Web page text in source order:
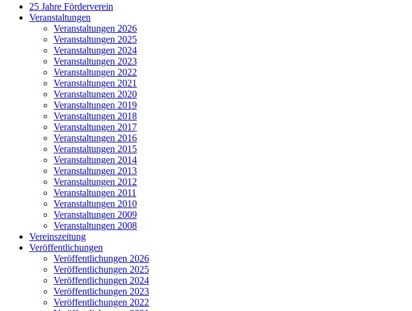
25 Jahre Förderverein
Veranstaltungen
Veranstaltungen 2026
Veranstaltungen 2025
Veranstaltungen 2024
Veranstaltungen 2023
Veranstaltungen 2022
Veranstaltungen 2021
Veranstaltungen 2020
Veranstaltungen 2019
Veranstaltungen 2018
Veranstaltungen 2017
Veranstaltungen 2016
Veranstaltungen 2015
Veranstaltungen 2014
Veranstaltungen 2013
Veranstaltungen 2012
Veranstaltungen 2011
Veranstaltungen 2010
Veranstaltungen 2009
Veranstaltungen 2008
Vereinszeitung
Veröffentlichungen
Veröffentlichungen 2026
Veröffentlichungen 2025
Veröffentlichungen 2024
Veröffentlichungen 2023
Veröffentlichungen 2022